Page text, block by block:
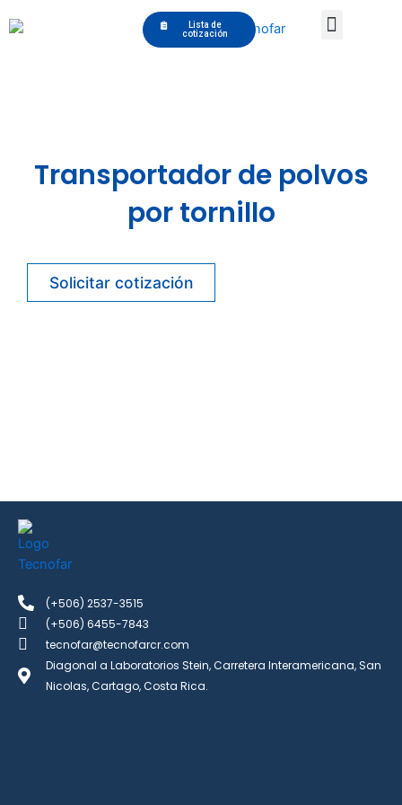
to
Lista de
cotización
Menu
Transportador de polvos
por tornillo
Solicitar cotización
(+506) 2537-3515
(+506) 6455-7843
tecnofar@tecnofarcr.com
Diagonal a Laboratorios Stein, Carretera Interamericana, San
Nicolas, Cartago, Costa Rica.